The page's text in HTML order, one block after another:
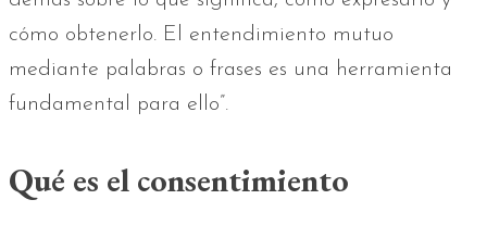
cómo obtenerlo. El entendimiento mutuo
mediante palabras o frases es una herramienta
fundamental para ello”.
Qué es el consentimiento